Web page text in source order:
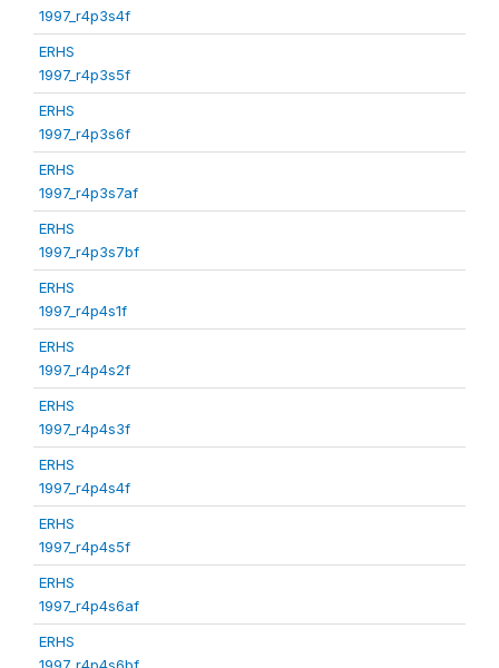
1997_r4p3s4f
ERHS
1997_r4p3s5f
ERHS
1997_r4p3s6f
ERHS
1997_r4p3s7af
ERHS
1997_r4p3s7bf
ERHS
1997_r4p4s1f
ERHS
1997_r4p4s2f
ERHS
1997_r4p4s3f
ERHS
1997_r4p4s4f
ERHS
1997_r4p4s5f
ERHS
1997_r4p4s6af
ERHS
1997_r4p4s6bf